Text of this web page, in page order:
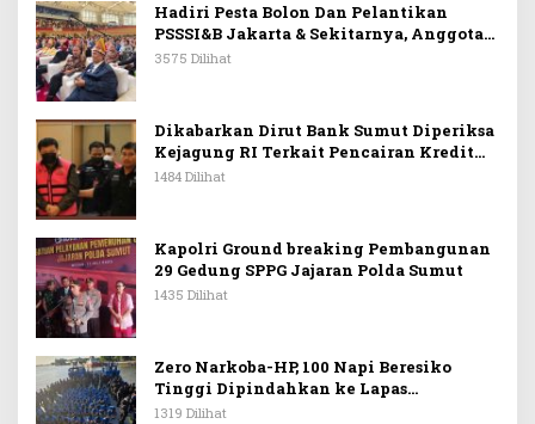
Hadiri Pesta Bolon Dan Pelantikan
PSSSI&B Jakarta & Sekitarnya, Anggota
DPR RI Kombes. Pol. (Purn). Dr. Maruli
Membangun Bangsa
3575 Dilihat
Dikabarkan Dirut Bank Sumut Diperiksa
Kejagung RI Terkait Pencairan Kredit
PT Sritex
1484 Dilihat
Kapolri Ground breaking Pembangunan
29 Gedung SPPG Jajaran Polda Sumut
1435 Dilihat
Zero Narkoba-HP, 100 Napi Beresiko
Tinggi Dipindahkan ke Lapas
Nusakambangan
1319 Dilihat